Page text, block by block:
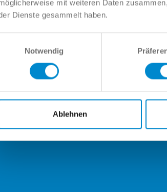
mit weiteren Daten
Dienste gesammelt haben.
Notwendig
Ablehnen
den größten Händler